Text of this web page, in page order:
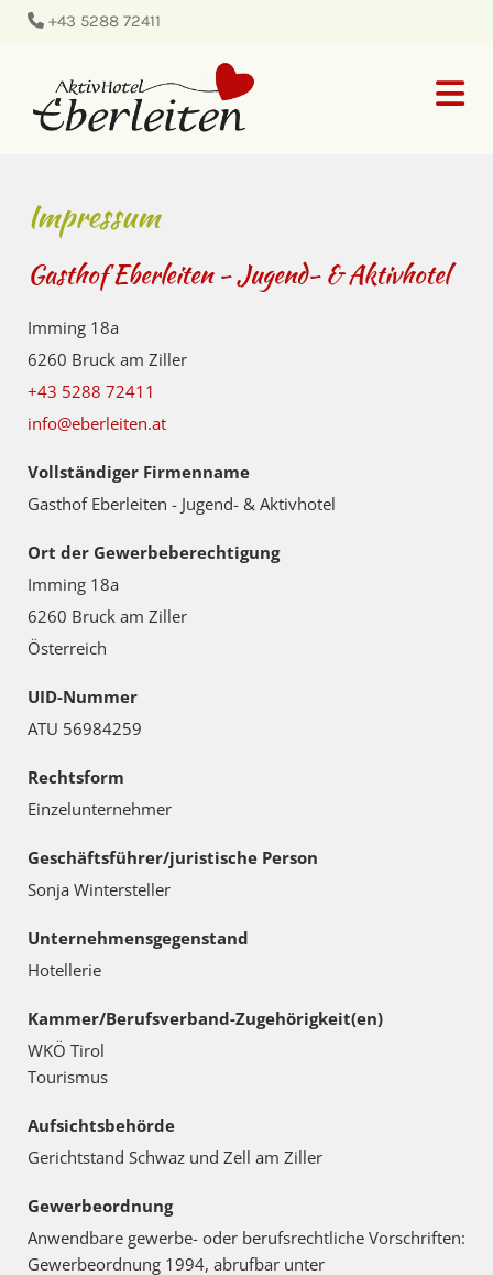
 +43 5288 72411
Impressum
Gasthof Eberleiten - Jugend- & Aktivhotel
Imming 18a
6260 Bruck am Ziller
+43 5288 72411
info@eberleiten.at
Vollständiger Firmenname
Gasthof Eberleiten - Jugend- & Aktivhotel
Ort der Gewerbeberechtigung
Imming 18a
6260 Bruck am Ziller
Österreich
UID-Nummer
ATU 56984259
Rechtsform
Einzelunternehmer
Geschäftsführer/juristische Person
Sonja Wintersteller
Unternehmensgegenstand
Hotellerie
Kammer/Berufsverband-Zugehörigkeit(en)
WKÖ Tirol
Tourismus
Aufsichtsbehörde
Gerichtstand Schwaz und Zell am Ziller
Gewerbeordnung
Anwendbare gewerbe- oder berufsrechtliche Vorschriften:
Gewerbeordnung 1994, abrufbar unter